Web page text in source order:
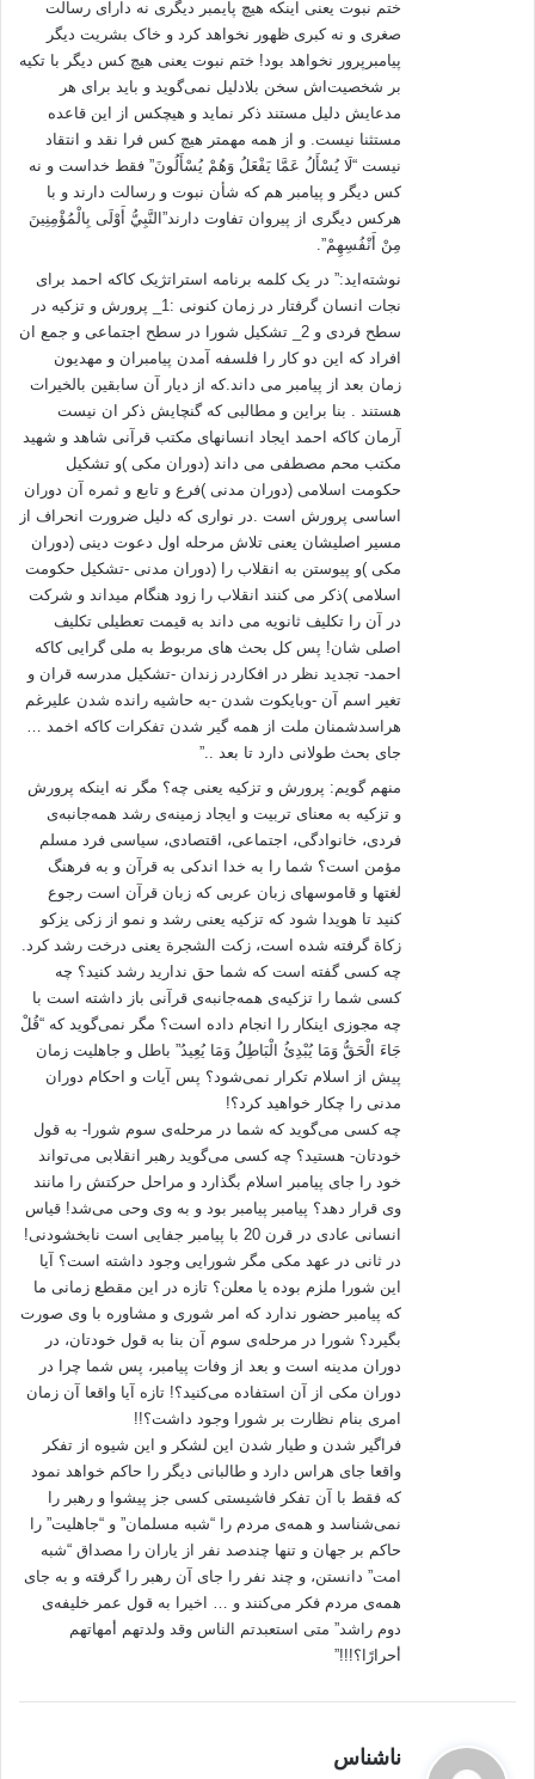
3- تریک، راجر ( 1384) . فهم علم اجتماعی، ترجمه شهلا مسمی پرست، تهران،
4_ نوذری، حسینعلی (1386). رورتی و مقایسه فلسفه تحلیلی و قاره ایی،
فصلنامه تخصصی علوم سیاسی دانشگاه آزاد کرج، شماره 6
5_هولاب ، رابرت(1388).یورگن هابرماس، نفد در حوزه عمومی، ترجمه حسین
بشیریه؛ تهران، نشر نی
كاك احمد مفتي زاده مكتب قرآن
کپی آدرس
ختم نبوت یعنی اینکه‌ هیچ پایمبر دیگری نه‌ دارای رسالت
صغری و نه‌ کبری ظهور نخواهد کرد و خاک بشریت دیگر
پیامبرپرور نخواهد بود! ختم نبوت یعنی هیچ کس دیگر با تکیه‌
بر شخصیت‌اش سخن بلادلیل نمی‌گوید و باید برای هر
مدعایش دلیل مستند ذکر نماید و هیچکس از این قاعده‌
مستثنا نیست. و از همه‌ مهمتر هیچ کس فرا نقد و انتقاد
نیست “لَا يُسْأَلُ عَمَّا يَفْعَلُ وَهُمْ يُسْأَلُونَ” فقط خداست و نه‌
کس دیگر و پیامبر هم که‌ شأن نبوت و رسالت دارند و با
هرکس دیگری از پیروان تفاوت دارند”النَّبِيُّ أَوْلَى بِالْمُؤْمِنِينَ
مِنْ أَنْفُسِهِمْ”.
نوشته‌اید:” در یک کلمه برنامه استراتژیک کاکه احمد برای
نجات انسان گرفتار در زمان کنونی :1_ پرورش و تزکیه در
سطح فردی و 2_ تشکیل شورا در سطح اجتماعی و جمع ان
افراد که این دو کار را فلسفه آمدن پیامبران و مهدیون
زمان بعد از پیامبر می داند.که از دیار آن سابقین بالخیرات
هستند . بنا براین و مطالبی که گنچایش ذکر ان نیست
آرمان کاکه احمد ایجاد انسانهای مکتب قرآنی شاهد و شهید
مکتب محم مصطفی می داند (دوران مکی )و تشکیل
حکومت اسلامی (دوران مدنی )فرع و تابع و ثمره آن دوران
اساسی پرورش است .در نواری که دلیل ضرورت انحراف از
مسیر اصلیشان یعنی تلاش مرحله اول دعوت دینی (دوران
مکی )و پیوستن به انقلاب را (دوران مدنی -تشکیل حکومت
اسلامی )ذکر می کنند انقلاب را زود هنگام میداند و شرکت
در آن را تکلیف ثانویه می داند به قیمت تعطیلی تکلیف
اصلی شان! پس کل بحث های مربوط به ملی گرایی کاکه
احمد- تجدید نظر در افکاردر زندان -تشکیل مدرسه قران و
تغیر اسم آن -وبایکوت شدن -به حاشیه رانده شدن علیرغم
هراسدشمنان ملت از همه گیر شدن تفکرات کاکه اخمد …
جای بحث طولانی دارد تا بعد ..”
منهم گویم: پرورش و تزکیه‌ یعنی چه‌؟ مگر نه‌ اینکه‌ پرورش
و تزکیه‌ به‌ معنای تربیت و ایجاد زمینه‌ی رشد همه‌جانبه‌ی
فردی، خانوادگی، اجتماعی، اقتصادی، سیاسی فرد مسلم
مؤمن است؟ شما را به‌ خدا اندکی به‌ قرآن و به‌ فرهنگ
لغتها و قاموسهای زبان عربی که‌ زبان قرآن است رجوع
کنید تا هویدا شود که‌ تزکیه‌ یعنی رشد و نمو از زکی یزکو
زکاة گرفته‌ شده‌ است، زکت الشجرة یعنی درخت رشد کرد.
چه‌ کسی گفته‌ است که‌ شما حق ندارید رشد کنید؟ چه‌
کسی شما را تزکیه‌ی همه‌جانبه‌ی قرآنی باز داشته‌ است با
چه‌ مجوزی اینکار را انجام داده‌ است؟ مگر نمی‌گوید که‌ “قُلْ
جَاءَ الْحَقُّ وَمَا يُبْدِئُ الْبَاطِلُ وَمَا يُعِيدُ” باطل و جاهلیت زمان
پیش از اسلام تکرار نمی‌شود؟ پس آیات و احکام دوران
مدنی را چکار خواهید کرد؟!
چه‌ کسی می‌گوید که‌ شما در مرحله‌ی سوم شورا- به‌ قول
خودتان- هستید؟ چه کسی می‌گوید رهبر انقلابی می‌تواند
خود را جای پیامبر اسلام بگذارد و مراحل حرکتش را مانند
وی قرار دهد؟ پیامبر پیامبر بود و به‌ وی وحی می‌شد! قیاس
انسانی عادی در قرن 20 با پیامبر جفایی است نابخشودنی!
در ثانی در عهد مکی مگر شورایی وجود داشته‌ است؟ آیا
این شورا ملزم بوده‌ یا معلن؟ تازه‌ در این مقطع زمانی ما
که‌ پیامبر حضور ندارد ‌که‌ امر شوری و مشاوره‌ با وی صورت
بگیرد؟ شورا در مرحله‌ی سوم آن بنا به‌ قول خودتان، در
دوران مدینه‌ است و بعد از وفات پیامبر، پس شما چرا در
دوران مکی از آن استفاده‌ می‌کنید؟! تازه‌ آیا واقعا آن زمان
امری بنام نظارت بر شورا وجود داشت؟!!
فراگیر شدن و طیار شدن این لشکر و این شیوه‌ از تفکر
واقعا جای هراس دارد و طالبانی دیگر را حاکم خواهد نمود
که‌ فقط با آن تفکر فاشیستی کسی جز پیشوا و رهبر را
نمی‌شناسد و همه‌ی مردم را “شبه‌ مسلمان” و “جاهلیت” را
حاکم بر جهان و تنها چندصد نفر از یاران را مصداق “شبه‌
امت” دانستن، و چند نفر را جای آن رهبر را گرفته‌ و به‌ جای
همه‌ی مردم فکر می‌کنند و … اخیرا به‌ قول عمر خلیفه‌ی
دوم راشد” متى استعبدتم الناس وقد ولدتهم أمهاتهم
أحرارًا؟!!!”
ناشناس